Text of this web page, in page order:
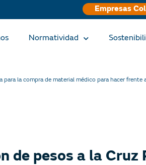
Empresas
Normatividad
la compra de material médico para hacer frente
de pesos a la